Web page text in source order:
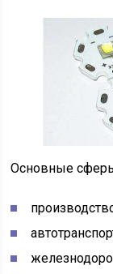
Основные